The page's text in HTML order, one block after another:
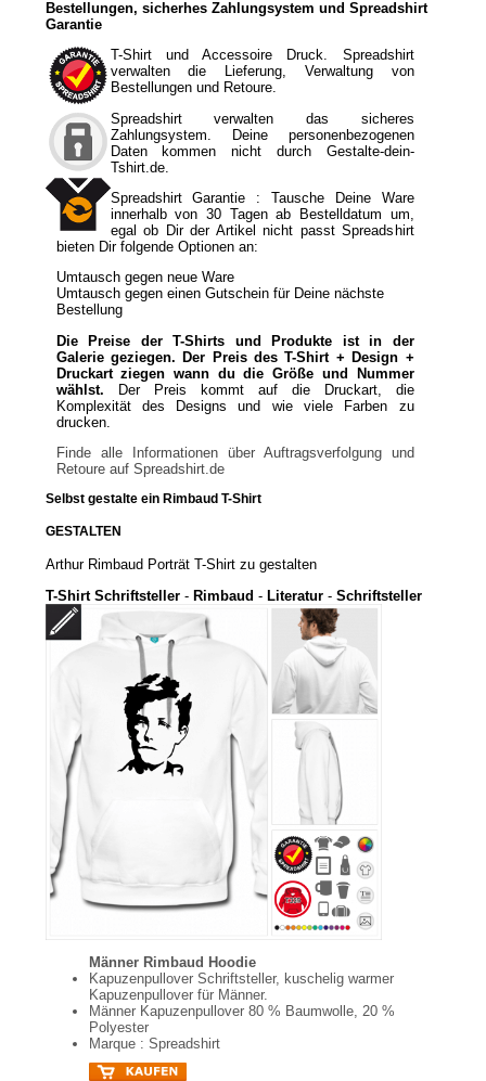
Bestellungen, sicherhes Zahlungsystem und Spreadshirt
Garantie
T-Shirt und Accessoire Druck. Spreadshirt
verwalten die Lieferung, Verwaltung von
Bestellungen und Retoure.
Spreadshirt verwalten das sicheres
Zahlungsystem. Deine personenbezogenen
Daten kommen nicht durch Gestalte-dein-
Tshirt.de.
Spreadshirt Garantie : Tausche Deine Ware
innerhalb von 30 Tagen ab Bestelldatum um,
egal ob Dir der Artikel nicht passt Spreadshirt
bieten Dir folgende Optionen an:
Umtausch gegen neue Ware
Umtausch gegen einen Gutschein für Deine nächste
Bestellung
Die Preise der T-Shirts und Produkte ist in der
Galerie geziegen. Der Preis des T-Shirt + Design +
Druckart ziegen wann du die Größe und Nummer
wählst. Der Preis kommt auf die Druckart, die
Komplexität des Designs und wie viele Farben zu
drucken.
Finde alle Informationen über Auftragsverfolgung und
Retoure auf Spreadshirt.de
Selbst gestalte ein Rimbaud T-Shirt
GESTALTEN
Arthur Rimbaud Porträt T-Shirt zu gestalten
T-Shirt Schriftsteller- Rimbaud - Literatur- Schriftsteller
Männer Rimbaud Hoodie
Kapuzenpullover Schriftsteller, kuschelig warmer
Kapuzenpullover für Männer.
Männer Kapuzenpullover 80 % Baumwolle, 20 %
Polyester
Marque : Spreadshirt